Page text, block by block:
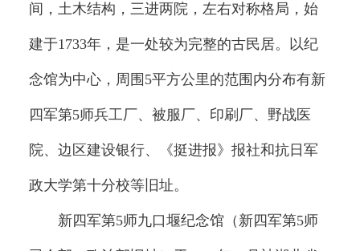
间，土木结构，三进两院，左右对称格局，始
建于1733年，是一处较为完整的古民居。以纪
念馆为中心，周围5平方公里的范围内分布有新
四军第5师兵工厂、被服厂、印刷厂、野战医
院、边区建设银行、《挺进报》报社和抗日军
政大学第十分校等旧址。
新四军第5师九口堰纪念馆（新四军第5师